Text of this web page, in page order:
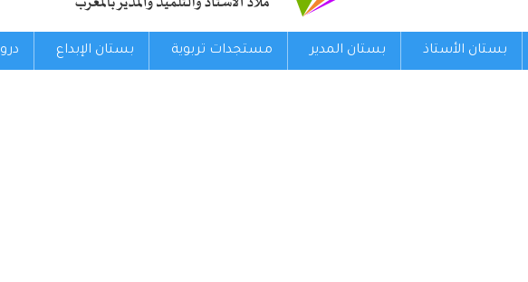
بستان الأستاذ بستان المدير مستجدات تربوية بستان الإبداع